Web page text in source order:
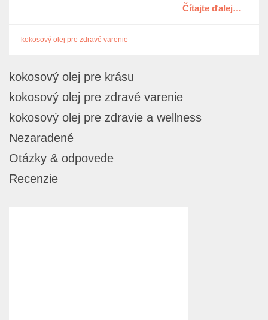
Čítajte ďalej…
kokosový olej pre zdravé varenie
kokosový olej pre krásu
kokosový olej pre zdravé varenie
kokosový olej pre zdravie a wellness
Nezaradené
Otázky & odpovede
Recenzie